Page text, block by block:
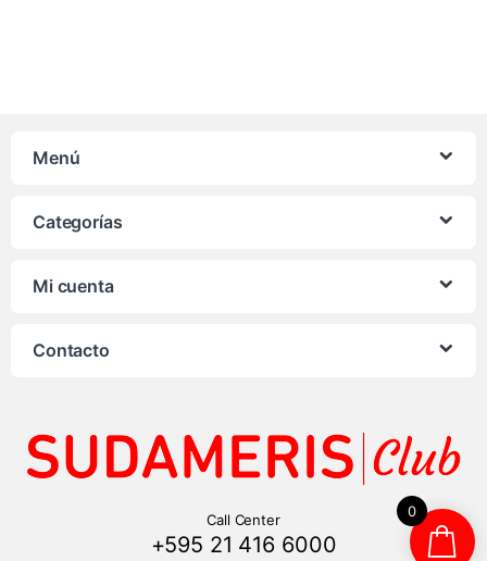
Menú
Categorías
Mi cuenta
Contacto
Call Center
+595 21 416 6000
0